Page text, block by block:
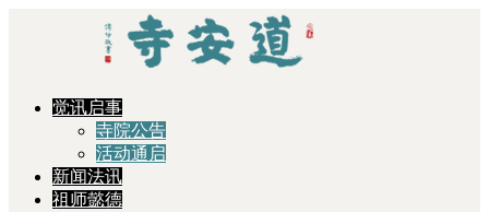
觉讯启事
寺院公告
活动通启
新闻法讯
祖师懿德